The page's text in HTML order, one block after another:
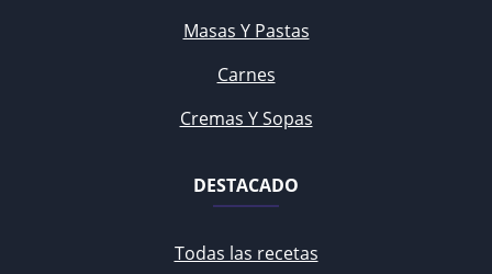
Masas Y Pastas
Carnes
Cremas Y Sopas
DESTACADO
Todas las recetas